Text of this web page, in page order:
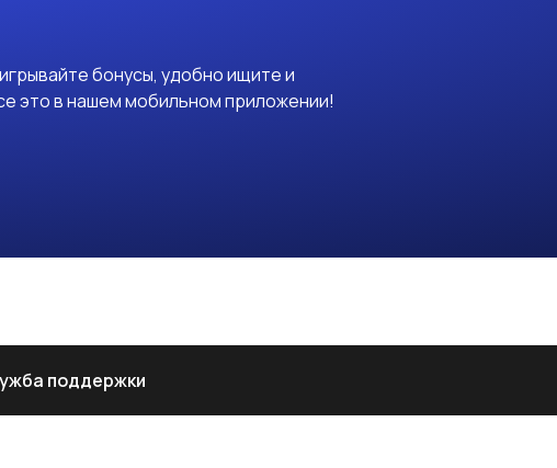
бонусы, удобно ищите и
это в нашем мобильном приложении!
поддержки